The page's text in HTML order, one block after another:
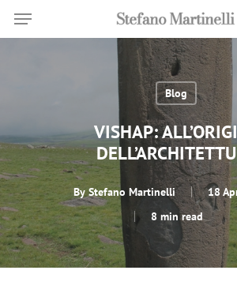
Skip
to
Menu
Blog
VISHAP:
By Stefano Martinelli
18
8 min read
Menu